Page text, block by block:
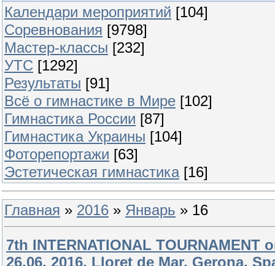
Календари мероприятий [104]
Соревнования [9798]
Мастер-классы [232]
УТС [1292]
Результаты [91]
Всё о гимнастике в Мире [102]
Гимнастика России [87]
Гимнастика Украины [104]
Фоторепортажи [63]
Эстетическая гимнастика [16]
Главная » 2016 » Январь » 16
7th INTERNATIONAL TOURNAMENT
26.06. 2016, Lloret de Mar, Gerona,